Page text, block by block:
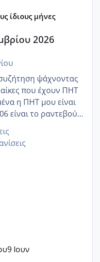
ίδιους μήνες
2026
ψάχνοντας
που έχουν ΠΗΤ
η ΠΗΤ μου είναι
είναι το ραντεβού
Έχω αρκετό
φαίνεται να
9 Ιουν